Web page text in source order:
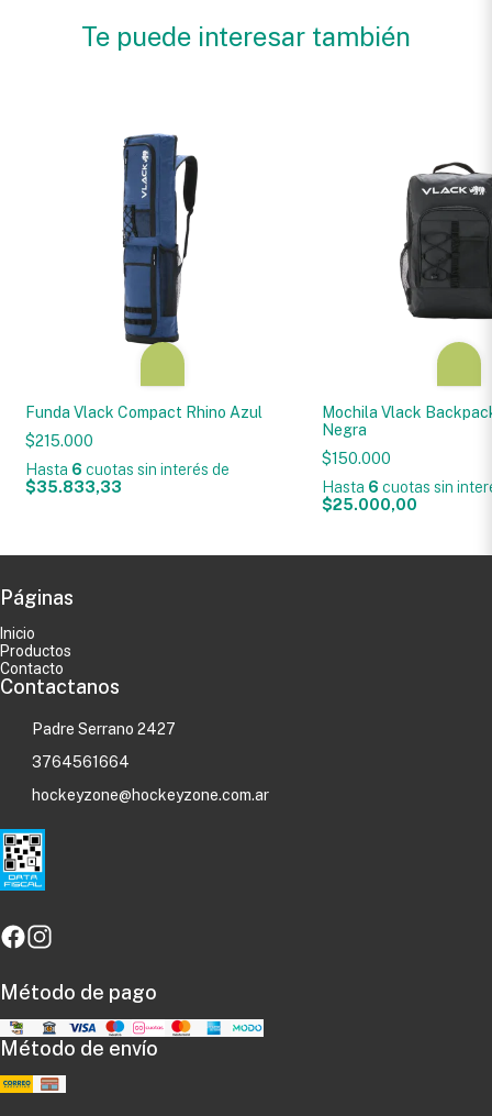
Te puede interesar también
Funda Vlack Compact Rhino Azul
$215.000
Hasta 6 cuotas sin interés de
$35.833,33
Mochila Vlack
Negra
$150.000
Hasta 6 cuotas sin
$25.000,00
Páginas
Inicio
Productos
Contacto
Contactanos
Padre Serrano 2427
3764561664
hockeyzone@hockeyzone.com.ar
Método de pago
Método de envío